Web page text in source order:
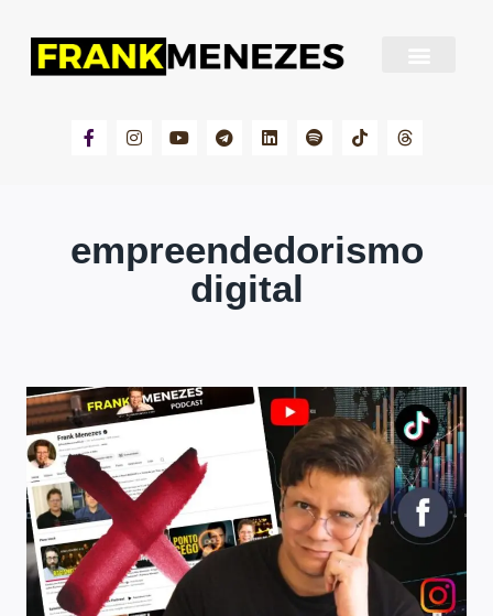
empreendedorismo
digital